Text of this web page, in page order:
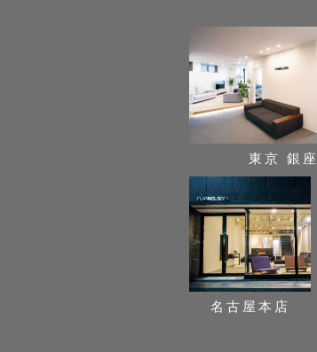
東京 銀座
名古屋本店